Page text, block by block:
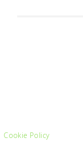
Cookie Policy